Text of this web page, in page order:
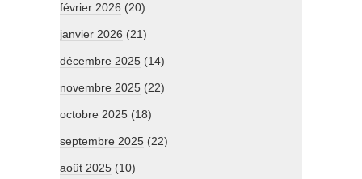
février 2026 (20)
janvier 2026 (21)
décembre 2025 (14)
novembre 2025 (22)
octobre 2025 (18)
septembre 2025 (22)
août 2025 (10)